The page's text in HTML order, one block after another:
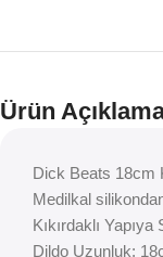
Ürün
Dick Beats 18cm
Medilkal
Kıkırdaklı Yapıya
Dildo Uzunluk: